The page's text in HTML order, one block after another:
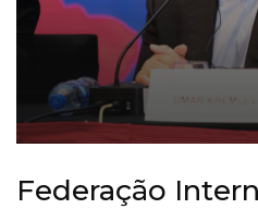
Federação